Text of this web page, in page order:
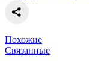
Похожие
Связанные